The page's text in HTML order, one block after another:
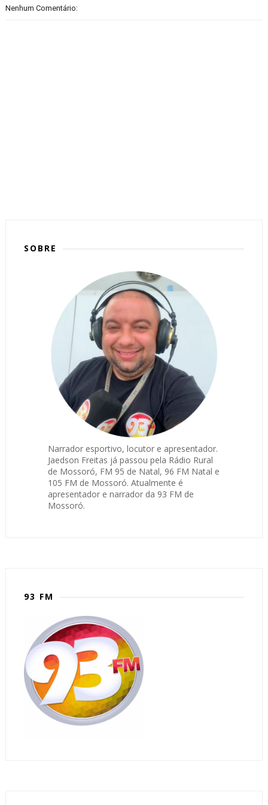
Nenhum Comentário:
SOBRE
Narrador esportivo, locutor e apresentador.
Jaedson Freitas já passou pela Rádio Rural
de Mossoró, FM 95 de Natal, 96 FM Natal e
105 FM de Mossoró. Atualmente é
apresentador e narrador da 93 FM de
Mossoró.
93 FM